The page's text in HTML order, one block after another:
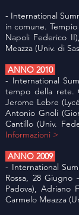
- International
in comune.
Napoli Federico
Meazza (Univ. di
ANNO 2010
- International
tempo della rete.
Jerome Lebre
Antonio Gnoli
Cantillo (Univ.
Informazioni >
ANNO 2009
- International
Rossa, 28
Padova), Adriano
Carmelo Meazza